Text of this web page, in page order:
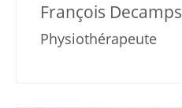
François Decamps
Physiothérapeute